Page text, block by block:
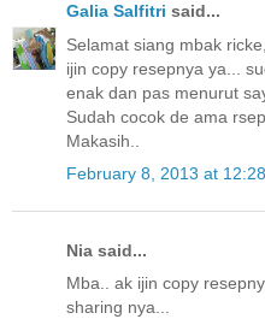
Galia Salfitri said...
Selamat siang mbak ricke,
ijin copy resepnya ya...
enak dan pas menurut
Sudah cocok de ama
Makasih..
February 8, 2013 at
Nia said...
Mba.. ak ijin copy
sharing nya...